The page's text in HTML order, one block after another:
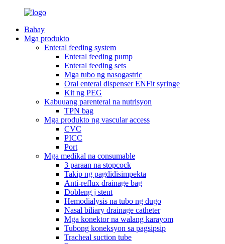
Bahay
Mga produkto
Enteral feeding system
Enteral feeding pump
Enteral feeding sets
Mga tubo ng nasogastric
Oral enteral dispenser ENFit syringe
Kit ng PEG
Kabuuang parenteral na nutrisyon
TPN bag
Mga produkto ng vascular access
CVC
PICC
Port
Mga medikal na consumable
3 paraan na stopcock
Takip ng pagdidisimpekta
Anti-reflux drainage bag
Dobleng j stent
Hemodialysis na tubo ng dugo
Nasal biliary drainage catheter
Mga konektor na walang karayom
Tubong koneksyon sa pagsipsip
Tracheal suction tube